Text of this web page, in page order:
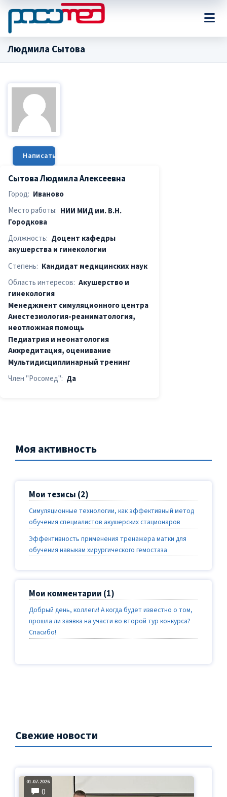
Людмила Сытова
Написать сообщение
Сытова Людмила Алексеевна
Город: Иваново
Место работы: НИИ МИД им. В.Н.
Городкова
Должность: Доцент кафедры
акушерства и гинекологии
Степень: Кандидат медицинских наук
Область интересов: Акушерство и
гинекология
Менеджмент симуляционного центра
Анестезиология-реаниматология,
неотложная помощь
Педиатрия и неонатология
Аккредитация, оценивание
Мультидиcциплинарный тренинг
Член "Росомед": Да
Моя активность
Мои тезисы (2)
Симуляционные технологии, как эффективный метод
обучения специалистов акушерских стационаров
Эффективность применения тренажера матки для
обучения навыкам хирургического гемостаза
Мои комментарии (1)
Добрый день, коллеги! А когда будет известно о том,
прошла ли заявка на участи во второй тур конкурса?
Спасибо!
Свежие новости
01.07.2026
0